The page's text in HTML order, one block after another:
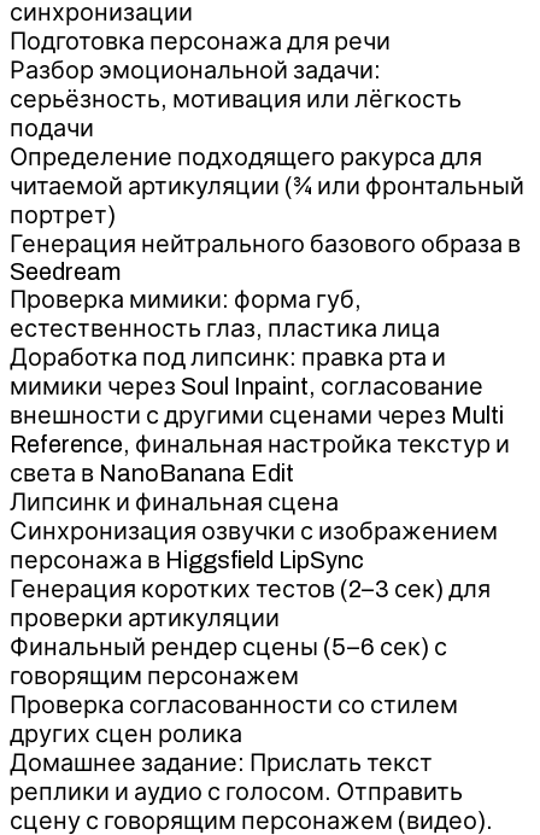
синхронизации
Подготовка персонажа для речи
Разбор эмоциональной задачи:
серьёзность, мотивация или лёгкость
подачи
Определение подходящего ракурса для
читаемой артикуляции (¾ или фронтальный
портрет)
Генерация нейтрального базового образа в
Seedream
Проверка мимики: форма губ,
естественность глаз, пластика лица
Доработка под липсинк: правка рта и
мимики через Soul Inpaint, согласование
внешности с другими сценами через Multi
Reference, финальная настройка текстур и
света в NanoBanana Edit
Липсинк и финальная сцена
Синхронизация озвучки с изображением
персонажа в Higgsfield LipSync
Генерация коротких тестов (2–3 сек) для
проверки артикуляции
Финальный рендер сцены (5–6 сек) с
говорящим персонажем
Проверка согласованности со стилем
других сцен ролика
Домашнее задание: Прислать текст
реплики и аудио с голосом. Отправить
сцену с говорящим персонажем (видео).